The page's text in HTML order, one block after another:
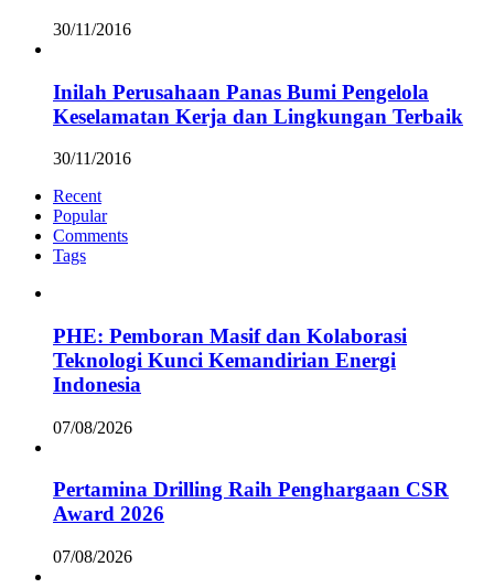
30/11/2016
Inilah Perusahaan Panas Bumi Pengelola
Keselamatan Kerja dan Lingkungan Terbaik
30/11/2016
Recent
Popular
Comments
Tags
PHE: Pemboran Masif dan Kolaborasi
Teknologi Kunci Kemandirian Energi
Indonesia
07/08/2026
Pertamina Drilling Raih Penghargaan CSR
Award 2026
07/08/2026